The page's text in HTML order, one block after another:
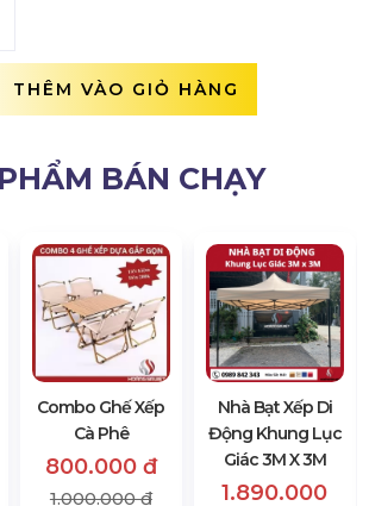
THÊM VÀO GIỎ HÀNG
BÁN CHẠY
Combo Ghế Xếp
Cà Phê
800.000 đ
1.000.000 đ
Nhà Bạt Xếp Di
Động Khung Lục
Giác 3M X 3M
1.890.000